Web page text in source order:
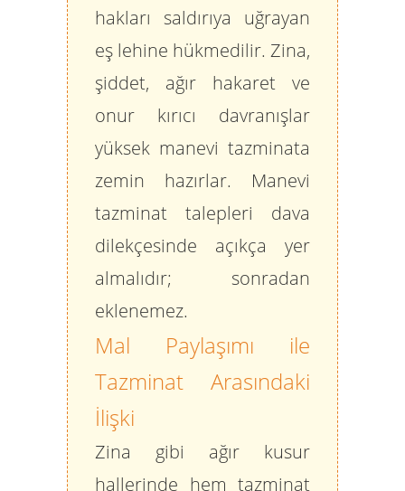
hakları saldırıya uğrayan
eş lehine hükmedilir. Zina,
şiddet, ağır hakaret ve
onur kırıcı davranışlar
yüksek manevi tazminata
zemin hazırlar. Manevi
tazminat talepleri dava
dilekçesinde açıkça yer
almalıdır; sonradan
eklenemez.
Mal Paylaşımı ile
Tazminat Arasındaki
İlişki
Zina gibi ağır kusur
hallerinde hem tazminat